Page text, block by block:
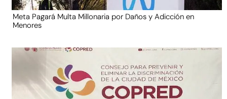
Meta Pagará Multa Millonaria por Daños y Adicción en
Menores